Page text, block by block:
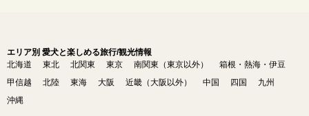
エリア別 愛犬と楽しめる旅行/観光情報
北海道
東北 北関東 東京 南関東（東京以外）
箱根・熱海・伊豆
甲信越
北陸 東海 大阪 近畿（大阪以外） 中国 四国
九州
沖縄